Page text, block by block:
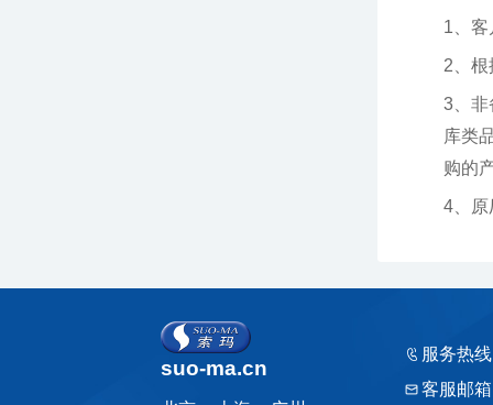
1、
2、
购的
4、原
suo-ma.cn
服务热
客服邮